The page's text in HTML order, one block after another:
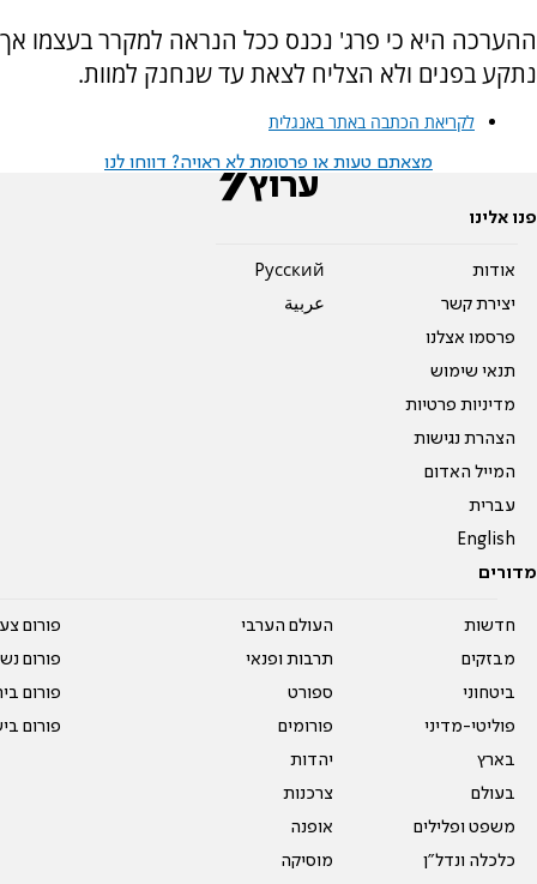
ההערכה היא כי פרג' נכנס ככל הנראה למקרר בעצמו אך
נתקע בפנים ולא הצליח לצאת עד שנחנק למוות.
לקריאת הכתבה באתר באנגלית
מצאתם טעות או פרסומת לא ראויה? דווחו לנו
פנו אלינו
אודות
יצירת קשר
פרסמו אצלנו
תנאי שימוש
מדיניות פרטיות
הצהרת נגישות
המייל האדום
עברית
English
Pусский
عربية
מדורים
חדשות
מבזקים
ביטחוני
פוליטי-מדיני
בארץ
בעולם
משפט ופלילים
כלכלה ונדל"ן
העולם הערבי
תרבות ופנאי
ספורט
פורומים
יהדות
צרכנות
אופנה
מוסיקה
פורום
פורום
פורום
פורום